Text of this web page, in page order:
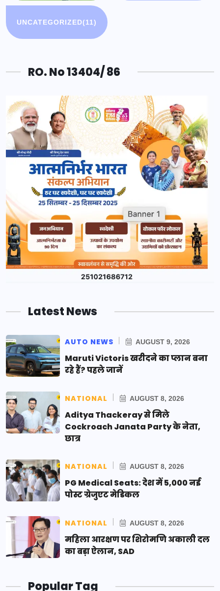
UNCATEGORIZED(11)
RO. No 13404/ 86
Latest News
AUTO NEWS AUGUST 9, 2026
Maruti Victoris खरीदने का प्लान बना
रहे हैं? पहले जानें
NATIONAL AUGUST 8, 2026
Aditya Thackeray से मिले
Cockroach Janata Party के नेता,
छात्र
NATIONAL AUGUST 8, 2026
PG Medical Seats: देश में 5,000 नई
पोस्ट ग्रेजुएट मेडिकल
NATIONAL AUGUST 8, 2026
महिला आरक्षण पर शिरोमणि अकाली दल
का बड़ा ऐलान, SAD
Popular Tag